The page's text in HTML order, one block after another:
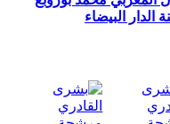
البيضاء